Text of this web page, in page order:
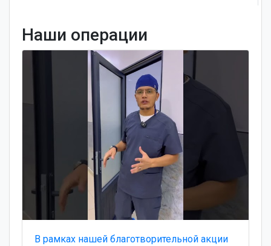
Наши операции
В рамках нашей благотворительной акции